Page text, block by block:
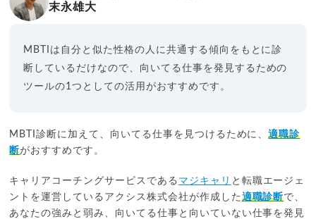
末永雄大
MBTIは自分と似た性格の人に共通する傾向をもとに診
断しているだけなので、向いてる仕事を発見するための
ツールの1つとしての活用がおすすめです。
MBTI診断に加えて、向いてる仕事を見つけるために、適職診
断がおすすめです。
キャリアコーチングサービスである マジキャリ と転職エージェ
ントを運営しているアクシス株式会社が作成した 適職診断で、
あなたの強みと弱み、向いてる仕事と向いていない仕事を発見